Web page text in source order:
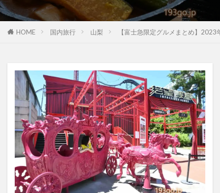
HOME 国内旅行 山梨 【富士急限定グルメまとめ】